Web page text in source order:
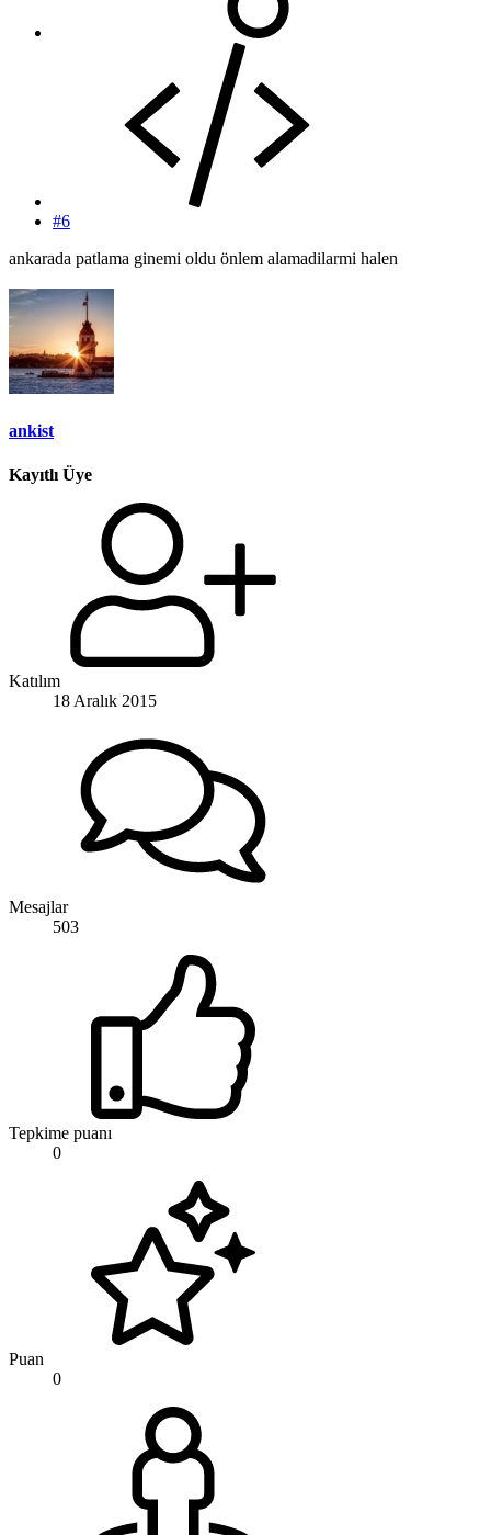
#6
ankarada patlama ginemi oldu önlem alamadilarmi halen
ankist
Kayıtlı Üye
Katılım
18 Aralık 2015
Mesajlar
503
Tepkime puanı
0
Puan
0